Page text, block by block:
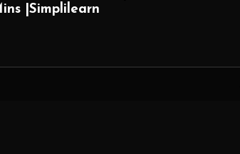
|Simplilearn